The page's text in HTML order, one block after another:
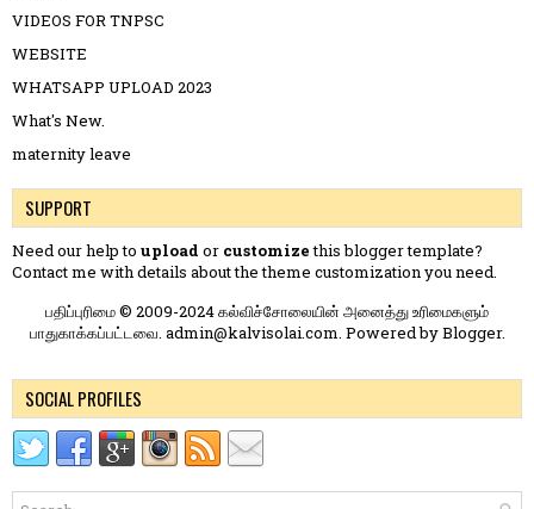
VIDEOS FOR TNPSC
WEBSITE
WHATSAPP UPLOAD 2023
What's New.
maternity leave
SUPPORT
Need our help to upload or customizethis blogger template?
Contact me with details about the theme customization you need.
பதிப்புரிமை © 2009-2024 கல்விச்சோலையின் அனைத்து உரிமைகளும்
பாதுகாக்கப்பட்டவை. admin@kalvisolai.com. Powered byBlogger.
SOCIAL PROFILES